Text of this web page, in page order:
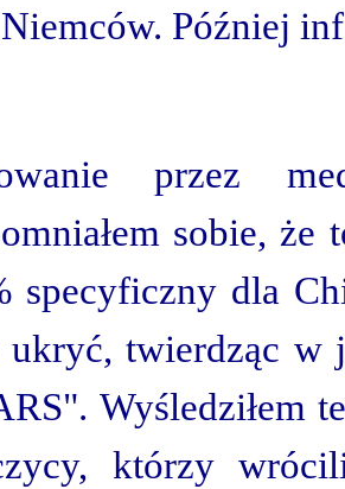
Później
przez
sobie, że
specyficzny dla
ukryć, twierdząc w
Wyśledziłem
którzy